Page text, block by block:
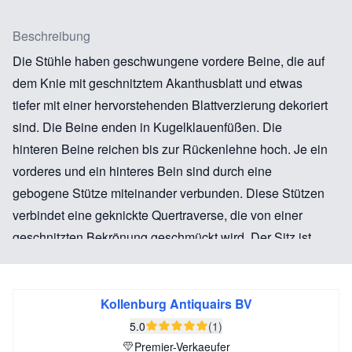
Beschreibung
Die Stühle haben geschwungene vordere Beine, die auf
dem Knie mit geschnitztem Akanthusblatt und etwas
tiefer mit einer hervorstehenden Blattverzierung dekoriert
sind. Die Beine enden in Kugelklauenfüßen. Die
hinteren Beine reichen bis zur Rückenlehne hoch. Je ein
vorderes und ein hinteres Bein sind durch eine
gebogene Stütze miteinander verbunden. Diese Stützen
verbindet eine geknickte Quertraverse, die von einer
geschnitzten Bekrönung geschmückt wird. Der Sitz ist
nach unten gezogen. Die Seitenteile der Rückenlehne
sind jeweils aus einer kleinen C-Volute und zwei großen
S-Voluten aufgebaut. Die Mittelsäule der Rückenlehne
Kollenburg Antiquairs BV
5.0
(1)
Premier-Verkaeufer